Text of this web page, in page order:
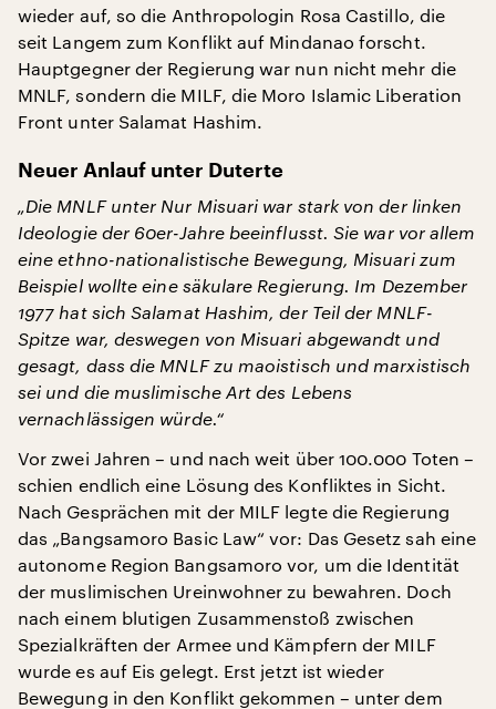
wieder auf, so die Anthropologin Rosa Castillo, die
seit Langem zum Konflikt auf Mindanao forscht.
Hauptgegner der Regierung war nun nicht mehr die
MNLF, sondern die MILF, die Moro Islamic Liberation
Front unter Salamat Hashim.
Neuer Anlauf unter Duterte
„Die MNLF unter Nur Misuari war stark von der linken
Ideologie der 60er-Jahre beeinflusst. Sie war vor allem
eine ethno-nationalistische Bewegung, Misuari zum
Beispiel wollte eine säkulare Regierung. Im Dezember
1977 hat sich Salamat Hashim, der Teil der MNLF-
Spitze war, deswegen von Misuari abgewandt und
gesagt, dass die MNLF zu maoistisch und marxistisch
sei und die muslimische Art des Lebens
vernachlässigen würde.“
Vor zwei Jahren – und nach weit über 100.000 Toten –
schien endlich eine Lösung des Konfliktes in Sicht.
Nach Gesprächen mit der MILF legte die Regierung
das „Bangsamoro Basic Law“ vor: Das Gesetz sah eine
autonome Region Bangsamoro vor, um die Identität
der muslimischen Ureinwohner zu bewahren. Doch
nach einem blutigen Zusammenstoß zwischen
Spezialkräften der Armee und Kämpfern der MILF
wurde es auf Eis gelegt. Erst jetzt ist wieder
Bewegung in den Konflikt gekommen – unter dem